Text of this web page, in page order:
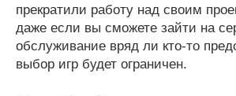
прекратили работу над своим
даже если вы сможете зайти на
обслуживание вряд ли кто-то
выбор игр будет ограничен.